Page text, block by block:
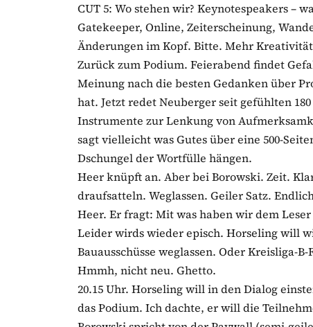
CUT 5: Wo stehen wir? Keynotespeakers –
Gatekeeper, Online, Zeiterscheinung,
Änderungen im Kopf. Bitte. Mehr
Zurück zum Podium. Feierabend findet
Meinung nach die besten Gedanken über
hat. Jetzt redet Neuberger seit gefühlten
Instrumente zur Lenkung von
sagt vielleicht was Gutes über eine 500-
Dschungel der Wortfülle hängen.
Heer knüpft an. Aber bei Borowski. Zeit.
draufsatteln. Weglassen. Geiler Satz.
Heer. Er fragt: Mit was haben wir dem
Leider wirds wieder episch. Horseling will
Bauausschüsse weglassen. Oder Kreisliga-
Hmmh, nicht neu. Ghetto.
20.15 Uhr. Horseling will in den Dialog
das Podium. Ich dachte, er will die